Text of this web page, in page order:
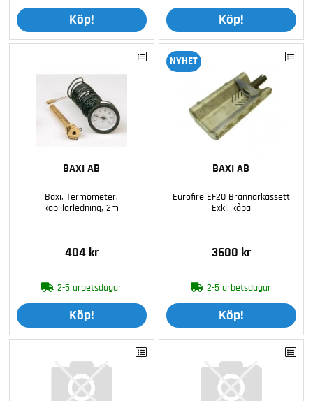
Köp! Köp!
BAXI AB
Baxi, Termometer,
kapillärledning, 2m
404 kr
2-5 arbetsdagar
Köp!
BAXI AB
Eurofire EF20 Brännarkassett
Exkl. kåpa
3600 kr
2-5 arbetsdagar
Köp!